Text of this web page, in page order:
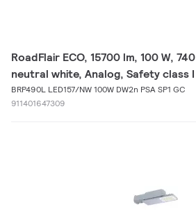
RoadFlair ECO, 15700 lm, 100 W, 740
neutral white, Analog, Safety class I
BRP490L LED157/NW 100W DW2n PSA SP1 GC
911401647309